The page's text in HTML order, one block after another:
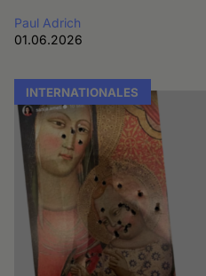
Paul Adrich
01.06.2026
INTERNATIONALES